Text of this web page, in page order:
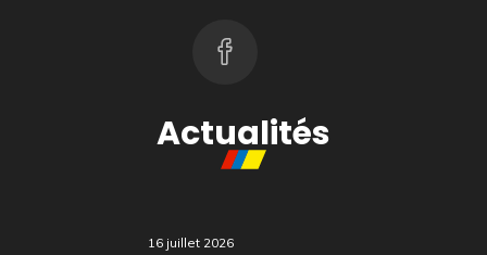
Actualités
16 juillet 2026